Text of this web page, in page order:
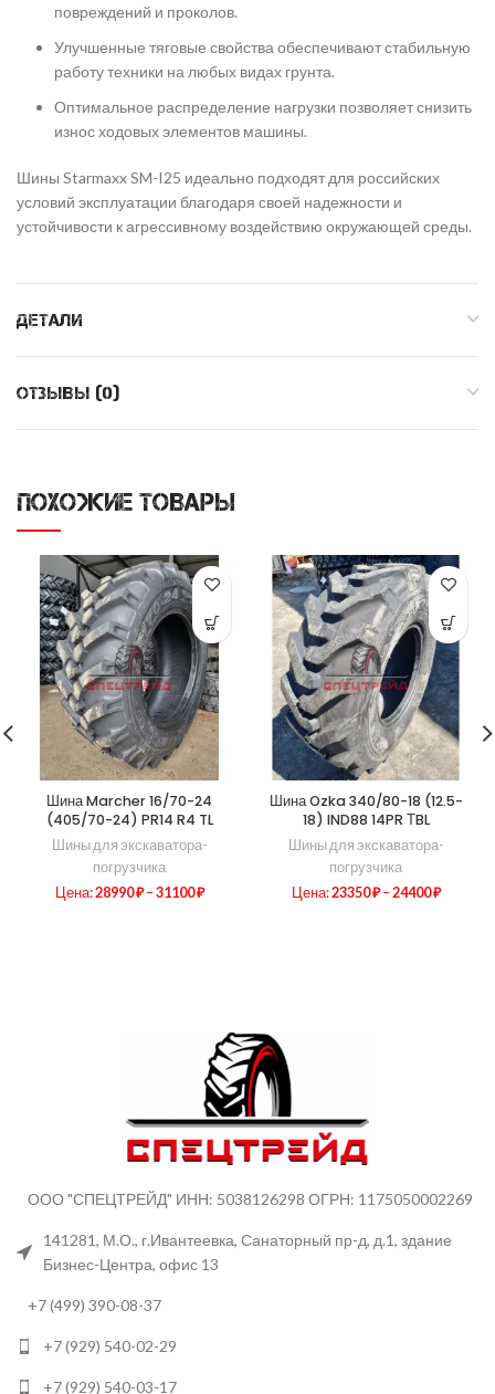
повреждений и проколов.
Улучшенные тяговые свойства обеспечивают стабильную
работу техники на любых видах грунта.
Оптимальное распределение нагрузки позволяет снизить
износ ходовых элементов машины.
Шины Starmaxx SM-I25 идеально подходят для российских
условий эксплуатации благодаря своей надежности и
устойчивости к агрессивному воздействию окружающей среды.
ДЕТАЛИ
ОТЗЫВЫ (0)
ПОХОЖИЕ ТОВАРЫ
Шина Marcher 16/70-24
(405/70-24) PR14 R4 TL
Шины для экскаватора-
погрузчика
Цена:28990₽– 31100₽
Шина Ozka 340/80-18 (12.5-
18) IND88 14PR ТBL
Шины для экскаватора-
погрузчика
Цена:23350₽– 24400₽
ООО "СПЕЦТРЕЙД" ИНН: 5038126298 ОГРН: 1175050002269
141281, М.О., г.Ивантеевка, Санаторный пр-д, д.1, здание
Бизнес-Центра, офис 13
+7 (499) 390-08-37
+7 (929) 540-02-29
+7 (929) 540-03-17